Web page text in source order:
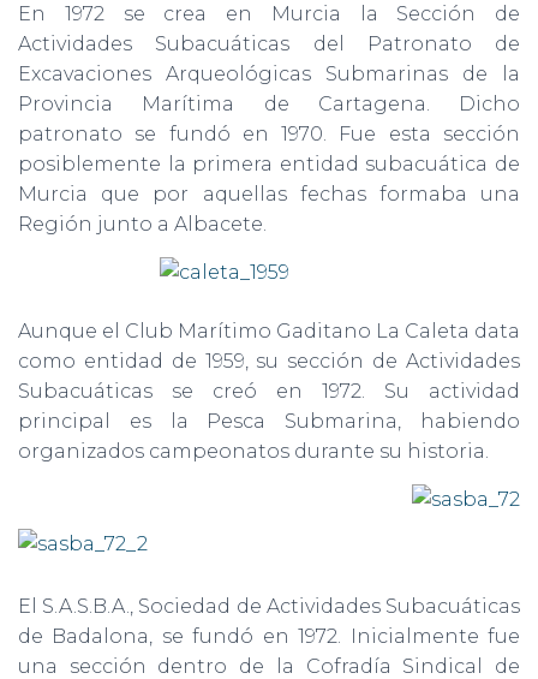
En 1972 se crea en Murcia la Sección de
Actividades Subacuáticas del Patronato de
Excavaciones Arqueológicas Submarinas de la
Provincia Marítima de Cartagena. Dicho
patronato se fundó en 1970. Fue esta sección
posiblemente la primera entidad subacuática de
Murcia que por aquellas fechas formaba una
Región junto a Albacete.
Aunque el Club Marítimo Gaditano La Caleta data
como entidad de 1959, su sección de Actividades
Subacuáticas se creó en 1972. Su actividad
principal es la Pesca Submarina, habiendo
organizados campeonatos durante su historia.
El S.A.S.B.A., Sociedad de Actividades Subacuáticas
de Badalona, se fundó en 1972. Inicialmente fue
una sección dentro de la Cofradía Sindical de